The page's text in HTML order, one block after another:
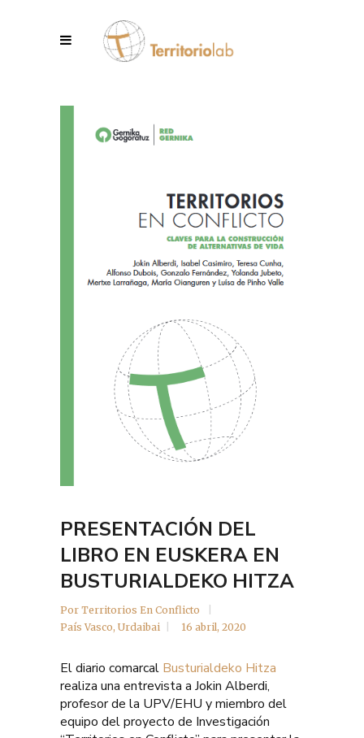
PRESENTACIÓN DEL
LIBRO EN EUSKERA EN
BUSTURIALDEKO HITZA
Por Territorios En Conflicto
País Vasco, Urdaibai 16 abril, 2020
El diario comarcal Busturialdeko Hitza
realiza una entrevista a Jokin Alberdi,
profesor de la UPV/EHU y miembro del
equipo del proyecto de Investigación